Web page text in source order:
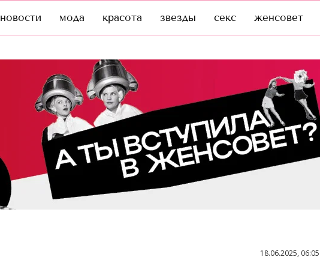
новости мода красота звезды секс женсовет
18.06.2025, 06:05